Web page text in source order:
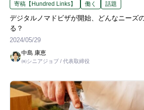
寄稿【Hundred Links】 働く 話題
デジタルノマドビザが開始、どんなニーズ
る？
2024/05/29
中島 康恵
㈱シニアジョブ / 代表取締役